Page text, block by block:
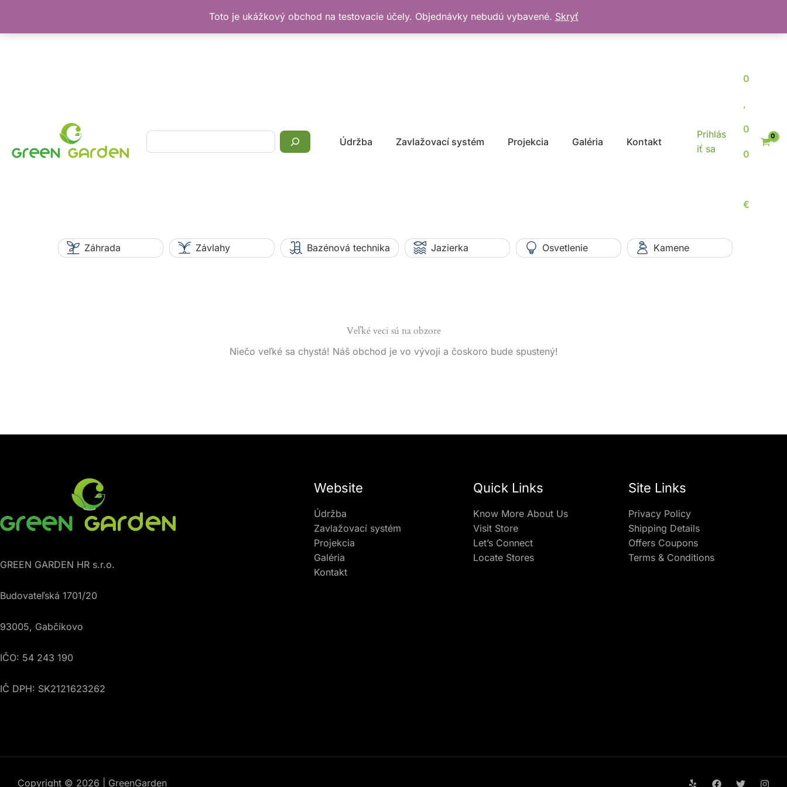
Toto je ukážkový obchod na testovacie účely. Objednávky nebudú vybavené. Skryť
Údržba Zavlažovací systém Projekcia Galéria Kontakt
Prihlás
iť sa
0
,
0
0
€
Záhrada Závlahy Bazénová technika Jazierka Osvetlenie Kamene
Veľké veci sú na obzore
Niečo veľké sa chystá! Náš obchod je vo vývoji a čoskoro bude spustený!
GREEN GARDEN HR s.r.o.
Budovateľská 1701/20
93005, Gabčíkovo
IČO: 54 243 190
IČ DPH: SK2121623262
Website
Údržba
Zavlažovací systém
Projekcia
Galéria
Kontakt
Quick Links
Know More About Us
Visit Store
Let’s Connect
Locate Stores
Site Links
Privacy Policy
Shipping Details
Offers Coupons
Terms & Conditions
Copyright © 2026 | GreenGarden